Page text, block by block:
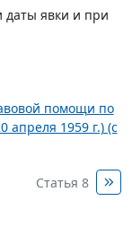
даты явки и при
помощи по
апреля 1959 г.) (с
Статья 8